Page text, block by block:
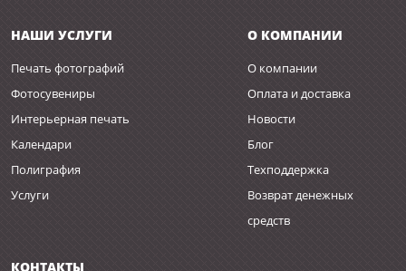
НАШИ УСЛУГИ
Печать фотографий
Фотосувениры
Интерьерная печать
Календари
Полиграфия
Услуги
О КОМПАНИИ
О компании
Оплата и доставка
Новости
Блог
Техподдержка
Возврат денежных
средств
КОНТАКТЫ